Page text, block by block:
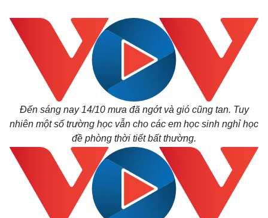
Đến sáng nay 14/10 mưa đã ngớt và gió cũng tan. Tuy
nhiên một số trường học vẫn cho các em học sinh nghỉ học
đề phòng thời tiết bất thường.